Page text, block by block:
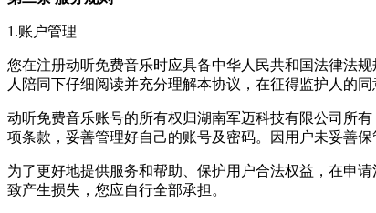
1.账户管理
您在注册动听免费音乐时应具备中华人民共和国法律法
人陪同下仔细阅读并充分理解本协议，在征得监护人的
动听免费音乐账号的所有权归湖南军迈科技有限公司所
项条款，妥善管理好自己的账号及密码。因用户未妥善
为了更好地提供服务和帮助、保护用户合法权益，在申
致产生损失，您应自行全部承担。